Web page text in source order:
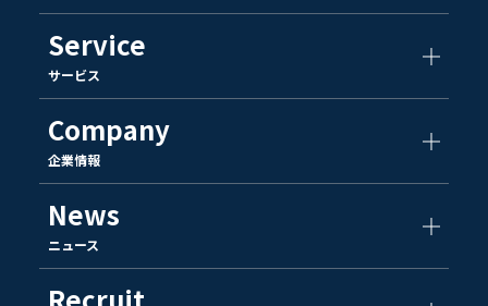
Service
サービス
Company
企業情報
News
ニュース